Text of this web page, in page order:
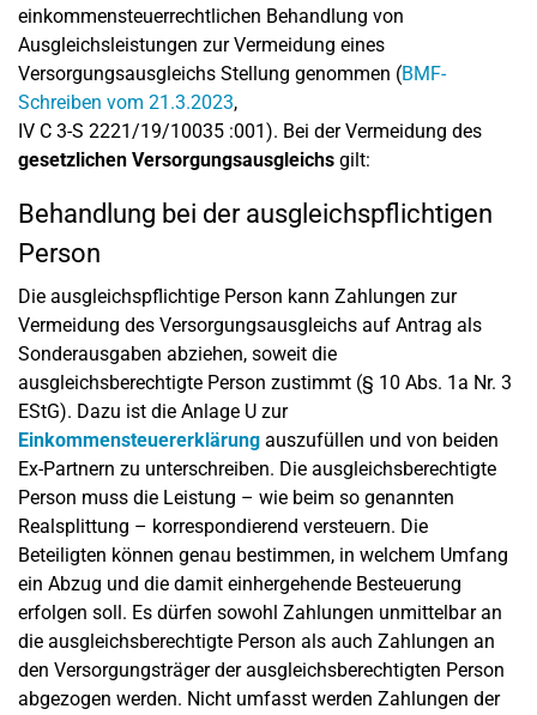
einkommensteuerrechtlichen Behandlung von
Ausgleichsleistungen zur Vermeidung eines
Versorgungsausgleichs Stellung genommen (BMF-
Schreiben vom 21.3.2023,
IV C 3-S 2221/19/10035 :001). Bei der Vermeidung des
gesetzlichen Versorgungsausgleichs gilt:
Behandlung bei der ausgleichspflichtigen
Person
Die ausgleichspflichtige Person kann Zahlungen zur
Vermeidung des Versorgungsausgleichs auf Antrag als
Sonderausgaben abziehen, soweit die
ausgleichsberechtigte Person zustimmt (§ 10 Abs. 1a Nr. 3
EStG). Dazu ist die Anlage U zur
Einkommensteuererklärung auszufüllen und von beiden
Ex-Partnern zu unterschreiben. Die ausgleichsberechtigte
Person muss die Leistung – wie beim so genannten
Realsplittung – korrespondierend versteuern. Die
Beteiligten können genau bestimmen, in welchem Umfang
ein Abzug und die damit einhergehende Besteuerung
erfolgen soll. Es dürfen sowohl Zahlungen unmittelbar an
die ausgleichsberechtigte Person als auch Zahlungen an
den Versorgungsträger der ausgleichsberechtigten Person
abgezogen werden. Nicht umfasst werden Zahlungen der